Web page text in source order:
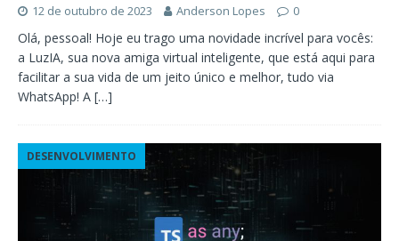
12 de outubro de 2023 Anderson Lopes 0
Olá, pessoal! Hoje eu trago uma novidade incrível para vocês:
a LuzIA, sua nova amiga virtual inteligente, que está aqui para
facilitar a sua vida de um jeito único e melhor, tudo via
WhatsApp! A […]
DESENVOLVIMENTO